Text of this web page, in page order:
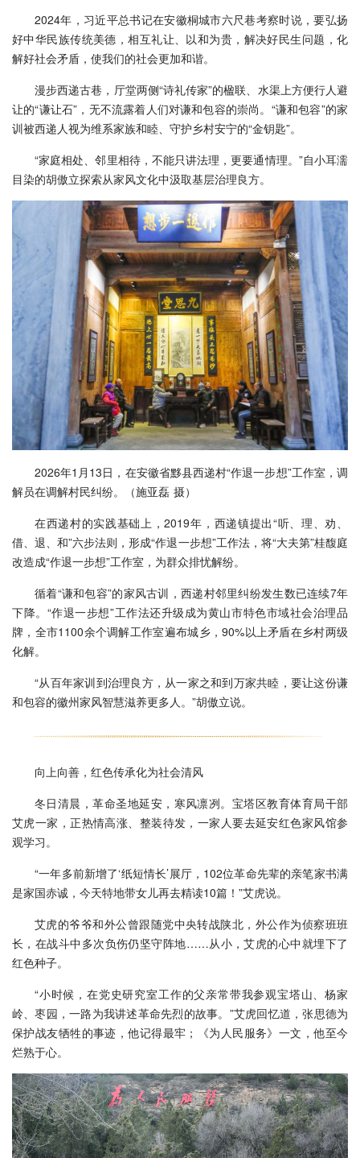
2024年，习近平总书记在安徽桐城市六尺巷考察时说，要弘扬
好中华民族传统美德，相互礼让、以和为贵，解决好民生问题，化
解好社会矛盾，使我们的社会更加和谐。
漫步西递古巷，厅堂两侧“诗礼传家”的楹联、水渠上方便行人避
让的“谦让石”，无不流露着人们对谦和包容的崇尚。“谦和包容”的家
训被西递人视为维系家族和睦、守护乡村安宁的“金钥匙”。
“家庭相处、邻里相待，不能只讲法理，更要通情理。”自小耳濡
目染的胡傲立探索从家风文化中汲取基层治理良方。
2026年1月13日，在安徽省黟县西递村“作退一步想”工作室，调
解员在调解村民纠纷。（施亚磊 摄）
在西递村的实践基础上，2019年，西递镇提出“听、理、劝、
借、退、和”六步法则，形成“作退一步想”工作法，将“大夫第”桂馥庭
改造成“作退一步想”工作室，为群众排忧解纷。
循着“谦和包容”的家风古训，西递村邻里纠纷发生数已连续7年
下降。“作退一步想”工作法还升级成为黄山市特色市域社会治理品
牌，全市1100余个调解工作室遍布城乡，90%以上矛盾在乡村两级
化解。
“从百年家训到治理良方，从一家之和到万家共睦，要让这份谦
和包容的徽州家风智慧滋养更多人。”胡傲立说。
向上向善，红色传承化为社会清风
冬日清晨，革命圣地延安，寒风凛冽。宝塔区教育体育局干部
艾虎一家，正热情高涨、整装待发，一家人要去延安红色家风馆参
观学习。
“一年多前新增了‘纸短情长’展厅，102位革命先辈的亲笔家书满
是家国赤诚，今天特地带女儿再去精读10篇！”艾虎说。
艾虎的爷爷和外公曾跟随党中央转战陕北，外公作为侦察班班
长，在战斗中多次负伤仍坚守阵地……从小，艾虎的心中就埋下了
红色种子。
“小时候，在党史研究室工作的父亲常带我参观宝塔山、杨家
岭、枣园，一路为我讲述革命先烈的故事。”艾虎回忆道，张思德为
保护战友牺牲的事迹，他记得最牢；《为人民服务》一文，他至今
烂熟于心。